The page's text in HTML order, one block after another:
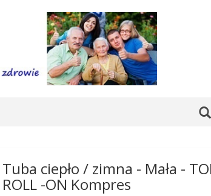
Tuba ciepło / zimna - Mała -
ROLL -ON Kompres